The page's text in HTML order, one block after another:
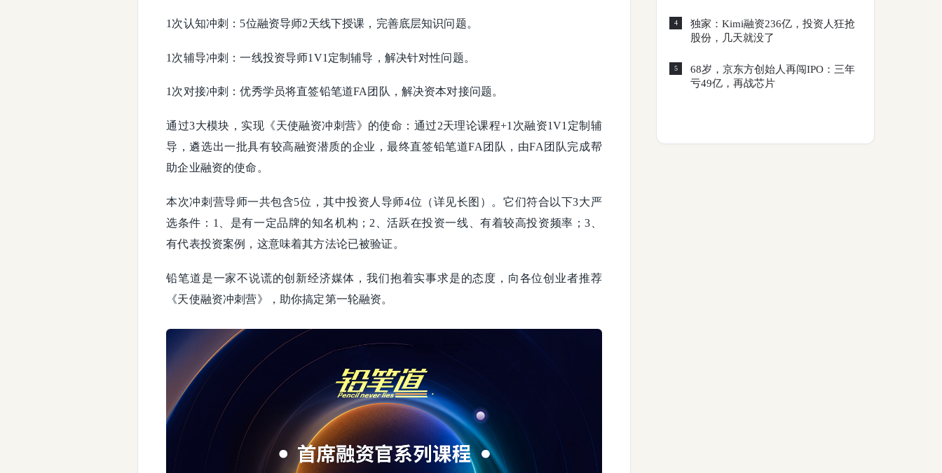
1次认知冲刺：5位融资导师2天线下授课，完善底层知识问题。
1次辅导冲刺：一线投资导师1V1定制辅导，解决针对性问题。
1次对接冲刺：优秀学员将直签铅笔道FA团队，解决资本对接问题。
通过3大模块，实现《天使融资冲刺营》的使命：通过2天理论课程+1次融资1V1定制辅
导，遴选出一批具有较高融资潜质的企业，最终直签铅笔道FA团队，由FA团队完成帮
助企业融资的使命。
本次冲刺营导师一共包含5位，其中投资人导师4位（详见长图）。它们符合以下3大严
选条件：1、是有一定品牌的知名机构；2、活跃在投资一线、有着较高投资频率；3、
有代表投资案例，这意味着其方法论已被验证。
铅笔道是一家不说谎的创新经济媒体，我们抱着实事求是的态度，向各位创业者推荐
《天使融资冲刺营》，助你搞定第一轮融资。
4
独家：Kimi融资236亿，投资人狂抢
股份，几天就没了
5
68岁，京东方创始人再闯IPO：三年
亏49亿，再战芯片